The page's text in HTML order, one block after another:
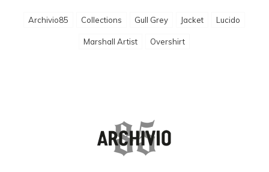
Archivio85 Collections Gull Grey Jacket Lucido
Marshall Artist Overshirt